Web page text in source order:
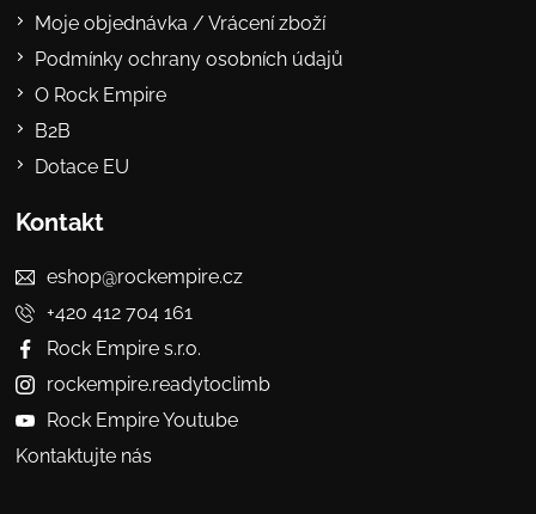
Moje objednávka / Vrácení zboží
Podmínky ochrany osobních údajů
O Rock Empire
B2B
Dotace EU
Kontakt
eshop@rockempire.cz
+420 412 704 161
Rock Empire s.r.o.
rockempire.readytoclimb
Rock Empire Youtube
Kontaktujte nás